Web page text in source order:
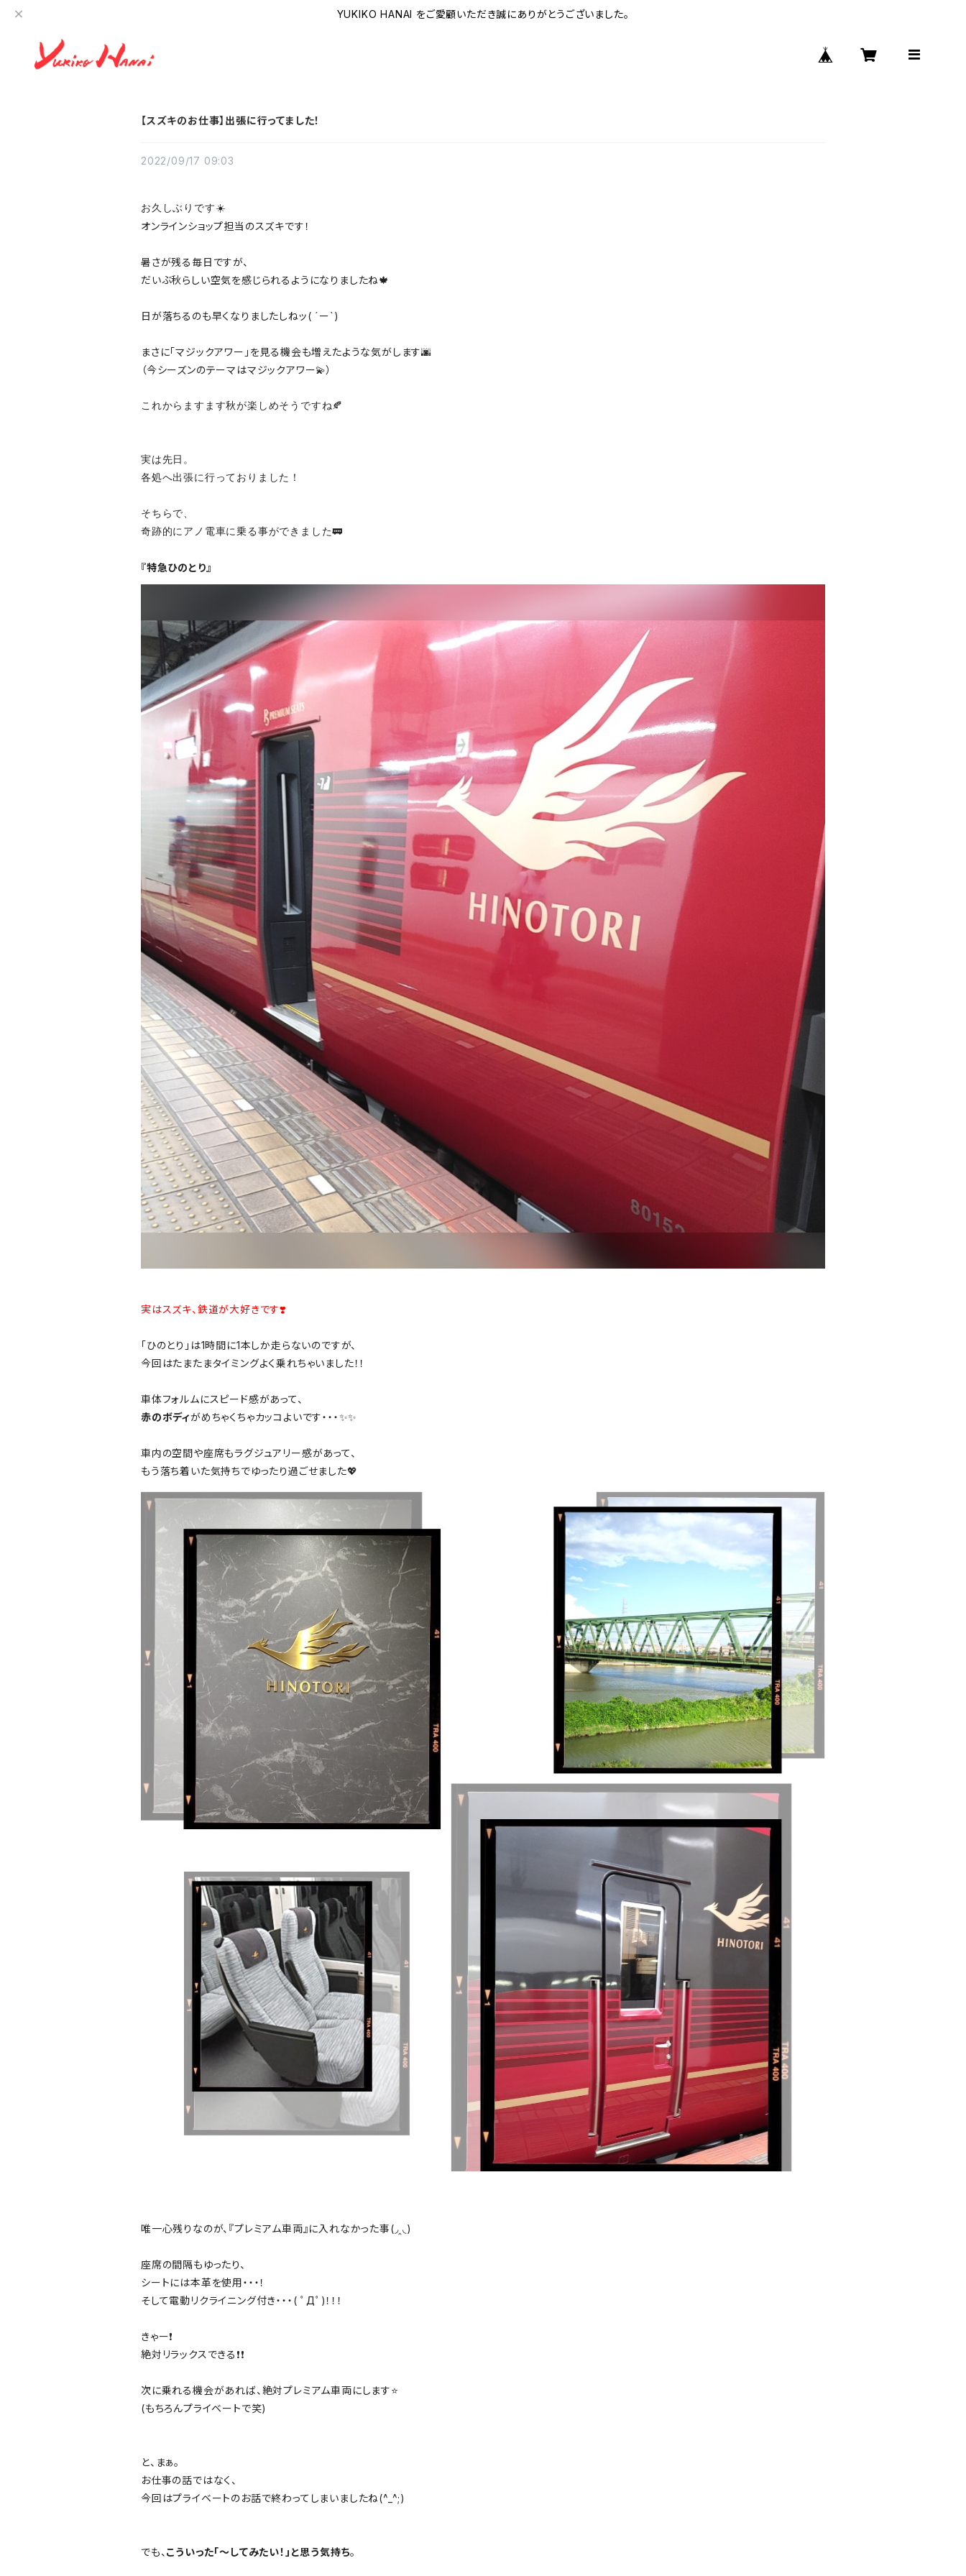
YUKIKO HANAI をご愛顧いただき誠にありがとうございました。
【スズキのお仕事】出張に行ってました！
2022/09/17 09:03
お久しぶりです☀️
オンラインショップ担当のスズキです！
暑さが残る毎日ですが、
だいぶ秋らしい空気を感じられるようになりましたね🍁
日が落ちるのも早くなりましたしねッ( ´ー`)
まさに「マジックアワー」を見る機会も増えたような気がします🌆
（今シーズンのテーマはマジックアワー💫）
これからますます秋が楽しめそうですね🍂
実は先日。
各処へ出張に行っておりました！
そちらで、
奇跡的にアノ電車に乗る事ができました🚃
『特急ひのとり』
実はスズキ、鉄道が大好きです❣️
「ひのとり」は1時間に1本しか走らないのですが、
今回はたまたまタイミングよく乗れちゃいました！！
車体フォルムにスピード感があって、
赤のボディがめちゃくちゃカッコよいです・・・✨✨
車内の空間や座席もラグジュアリー感があって、
もう落ち着いた気持ちでゆったり過ごせました💖
唯一心残りなのが、『プレミアム車両』に入れなかった事(◞‸◟)
座席の間隔もゆったり、
シートには本革を使用・・・！
そして電動リクライニング付き・・・( ﾟДﾟ)！！！
きゃー❗️
絶対リラックスできる❗️❗️
次に乗れる機会があれば、絶対プレミアム車両にします⭐️
(もちろんプライベートで笑)
と、まぁ。
お仕事の話ではなく、
今回はプライベートのお話で終わってしまいましたね(^_^;)
でも、 こういった「～してみたい！」と思う気持ち。